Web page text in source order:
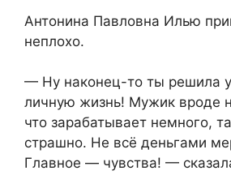
Антонина Павловна Илью
неплохо.
— Ну наконец-то ты решила
личную жизнь! Мужик вроде
что зарабатывает немного,
страшно. Не всё деньгами
Главное — чувства! —